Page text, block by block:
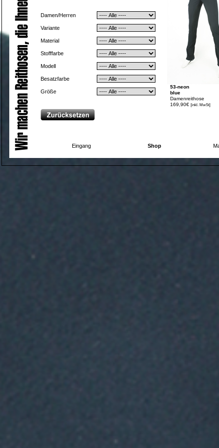
Damen/Herren
Variante
Material
Stofffarbe
Modell
Besatzfarbe
Größe
53-neon
blue
Damenreithose
169,90€ [inkl. MwSt]
Eingang Shop